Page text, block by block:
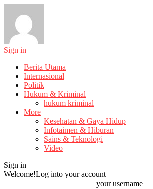
Sign in
Berita Utama
Internasional
Politik
Hukum & Kriminal
hukum kriminal
More
Kesehatan & Gaya Hidup
Infotaimen & Hiburan
Sains & Teknologi
Video
Sign in
Welcome!Log into your account
your username